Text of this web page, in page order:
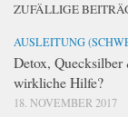
ZUFÄLLIGE
AUSLEITUNG
Detox,
wirkliche Hilfe?
18. NOVEMBER 2017